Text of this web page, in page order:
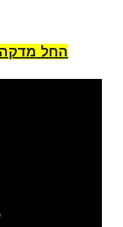
החל מדקה 13:30 :